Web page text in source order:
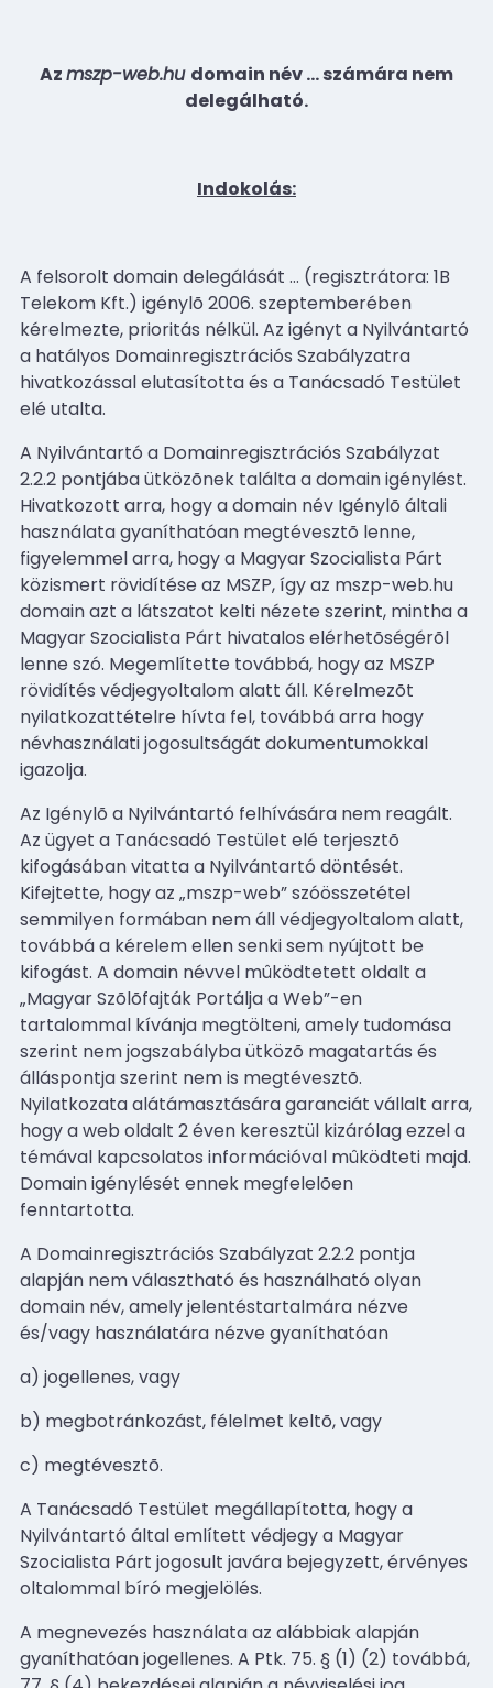
Azmszp-web.hu domain név…számára nem
delegálható.
Indokolás:
A felsorolt domain delegálását … (regisztrátora: 1B
Telekom Kft.) igénylõ 2006. szeptemberében
kérelmezte, prioritás nélkül. Az igényt a Nyilvántartó
a hatályos Domainregisztrációs Szabályzatra
hivatkozással elutasította és a Tanácsadó Testület
elé utalta.
A Nyilvántartó a Domainregisztrációs Szabályzat
2.2.2 pontjába ütközõnek találta a domain igénylést.
Hivatkozott arra, hogy a domain név Igénylõ általi
használata gyaníthatóan megtévesztõ lenne,
figyelemmel arra, hogy a Magyar Szocialista Párt
közismert rövidítése az MSZP, így az mszp-web.hu
domain azt a látszatot kelti nézete szerint, mintha a
Magyar Szocialista Párt hivatalos elérhetõségérõl
lenne szó. Megemlítette továbbá, hogy az MSZP
rövidítés védjegyoltalom alatt áll. Kérelmezõt
nyilatkozattételre hívta fel, továbbá arra hogy
névhasználati jogosultságát dokumentumokkal
igazolja.
Az Igénylõ a Nyilvántartó felhívására nem reagált.
Az ügyet a Tanácsadó Testület elé terjesztõ
kifogásában vitatta a Nyilvántartó döntését.
Kifejtette, hogy az „mszp-web” szóösszetétel
semmilyen formában nem áll védjegyoltalom alatt,
továbbá a kérelem ellen senki sem nyújtott be
kifogást. A domain névvel mûködtetett oldalt a
„Magyar Szõlõfajták Portálja a Web”-en
tartalommal kívánja megtölteni, amely tudomása
szerint nem jogszabályba ütközõ magatartás és
álláspontja szerint nem is megtévesztõ.
Nyilatkozata alátámasztására garanciát vállalt arra,
hogy a web oldalt 2 éven keresztül kizárólag ezzel a
témával kapcsolatos információval mûködteti majd.
Domain igénylését ennek megfelelõen
fenntartotta.
A Domainregisztrációs Szabályzat 2.2.2 pontja
alapján nem választható és használható olyan
domain név, amely jelentéstartalmára nézve
és/vagy használatára nézve gyaníthatóan
a) jogellenes, vagy
b) megbotránkozást, félelmet keltõ, vagy
c) megtévesztõ.
A Tanácsadó Testület megállapította, hogy a
Nyilvántartó által említett védjegy a Magyar
Szocialista Párt jogosult javára bejegyzett, érvényes
oltalommal bíró megjelölés.
A megnevezés használata az alábbiak alapján
gyaníthatóan jogellenes. A Ptk. 75. § (1) (2) továbbá,